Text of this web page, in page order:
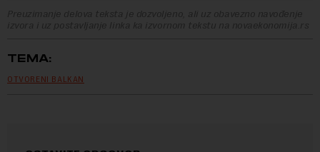
Preuzimanje delova teksta je dozvoljeno, ali uz obavezno navođenje
izvora i uz postavljanje linka ka izvornom tekstu na novaekonomija.rs
TEMA:
OTVORENI BALKAN